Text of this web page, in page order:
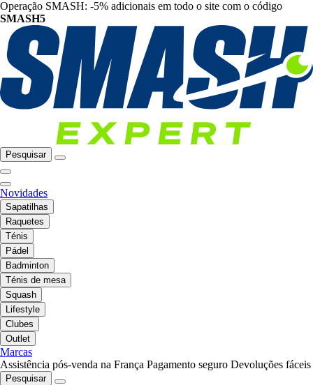
Operação SMASH: -5% adicionais em todo o site com o código
SMASH5
Pesquisar
Novidades
Sapatilhas
Raquetes
Ténis
Pádel
Badminton
Ténis de mesa
Squash
Lifestyle
Clubes
Outlet
Marcas
Assistência pós-venda na França Pagamento seguro Devoluções fáceis
Pesquisar